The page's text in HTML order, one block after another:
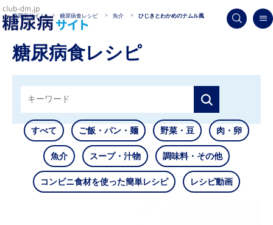
糖尿病サイト 糖尿病食レシピ 魚介 ひじきとわかめのナムル風
糖尿病食レシピ
すべて ご飯・パン・麺 野菜・豆 肉・卵
魚介 スープ・汁物 調味料・その他
コンビニ食材を使った簡単レシピ レシピ動画